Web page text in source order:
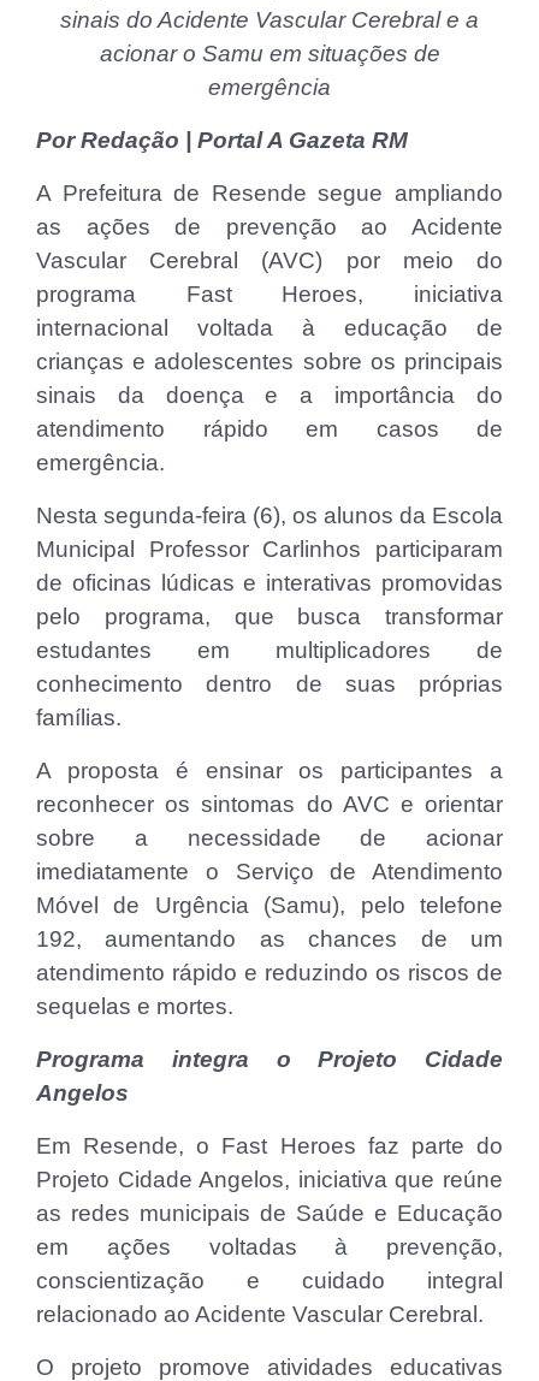
sinais do Acidente Vascular Cerebral e a
acionar o Samu em situações de
emergência
Por Redação | Portal A Gazeta RM
A Prefeitura de Resende segue ampliando
as ações de prevenção ao Acidente
Vascular Cerebral (AVC) por meio do
programa Fast Heroes, iniciativa
internacional voltada à educação de
crianças e adolescentes sobre os principais
sinais da doença e a importância do
atendimento rápido em casos de
emergência.
Nesta segunda-feira (6), os alunos da Escola
Municipal Professor Carlinhos participaram
de oficinas lúdicas e interativas promovidas
pelo programa, que busca transformar
estudantes em multiplicadores de
conhecimento dentro de suas próprias
famílias.
A proposta é ensinar os participantes a
reconhecer os sintomas do AVC e orientar
sobre a necessidade de acionar
imediatamente o Serviço de Atendimento
Móvel de Urgência (Samu), pelo telefone
192, aumentando as chances de um
atendimento rápido e reduzindo os riscos de
sequelas e mortes.
Programa integra o Projeto Cidade
Angelos
Em Resende, o Fast Heroes faz parte do
Projeto Cidade Angelos, iniciativa que reúne
as redes municipais de Saúde e Educação
em ações voltadas à prevenção,
conscientização e cuidado integral
relacionado ao Acidente Vascular Cerebral.
O projeto promove atividades educativas